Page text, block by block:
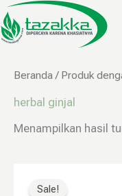
Lewati
ke
konten
Beranda / Produk
herbal ginjal
Menampilkan hasil
Sale!